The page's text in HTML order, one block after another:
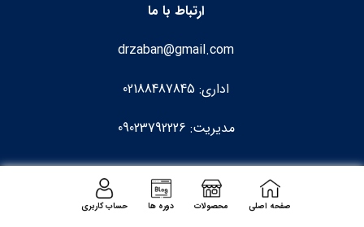
ارتباط با ما
drzaban@gmail.com
اداری: 02188487845
مدیریت: 09023792226
🕒 ساعات پاسخگویی:
صفحه اصلی محصولات دوره ها حساب کاربری